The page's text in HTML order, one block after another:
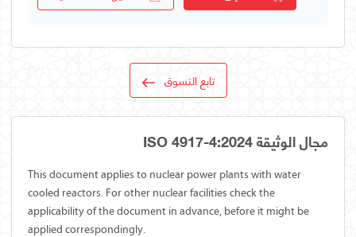
تابع التسوق
مجال الوثيقة ISO 4917-4:2024
This document applies to nuclear power plants with water
cooled reactors. For other nuclear facilities check the
applicability of the document in advance, before it might be
applied correspondingly.